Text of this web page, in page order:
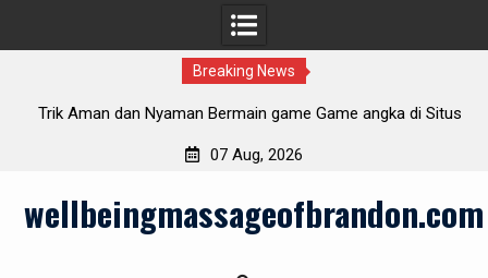
Breaking News
Trik Aman dan Nyaman Bermain game Game angka di Situs
07 Aug, 2026
wellbeingmassageofbrandon.com